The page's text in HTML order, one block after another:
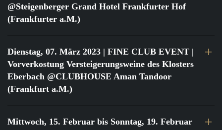
@Steigenberger Grand Hotel Frankfurter Hof
(Frankfurter a.M.)
Dienstag, 07. März 2023 | FINE CLUB EVENT |
Vorverkostung Versteigerungsweine des Klosters
Eberbach @CLUBHOUSE Aman Tandoor
(Frankfurt a.M.)
Mittwoch, 15. Februar bis Sonntag, 19. Februar